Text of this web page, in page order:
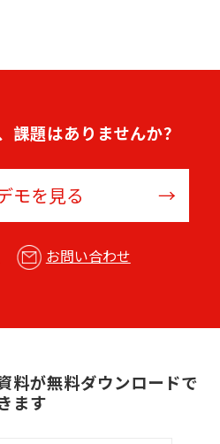
課題はありませんか？
モを見る
お問い合わせ
料が無料ダウンロードで
ます